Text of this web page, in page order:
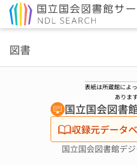
図書
表紙は所蔵館によ
ありま
国立国会図書
収録元データ
国立国会図書館デ